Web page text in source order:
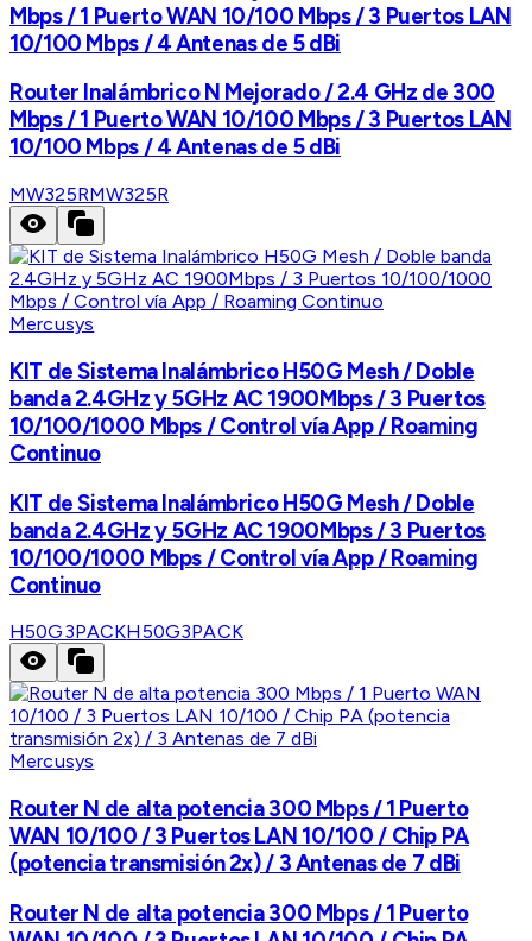
Mbps / 1 Puerto WAN 10/100 Mbps / 3 Puertos LAN
10/100 Mbps / 4 Antenas de 5 dBi
Router Inalámbrico N Mejorado / 2.4 GHz de 300
Mbps / 1 Puerto WAN 10/100 Mbps / 3 Puertos LAN
10/100 Mbps / 4 Antenas de 5 dBi
MW325RMW325R
Mercusys
KIT de Sistema Inalámbrico H50G Mesh / Doble
banda 2.4GHz y 5GHz AC 1900Mbps / 3 Puertos
10/100/1000 Mbps / Control vía App / Roaming
Continuo
KIT de Sistema Inalámbrico H50G Mesh / Doble
banda 2.4GHz y 5GHz AC 1900Mbps / 3 Puertos
10/100/1000 Mbps / Control vía App / Roaming
Continuo
H50G3PACKH50G3PACK
Mercusys
Router N de alta potencia 300 Mbps / 1 Puerto
WAN 10/100 / 3 Puertos LAN 10/100 / Chip PA
(potencia transmisión 2x) / 3 Antenas de 7 dBi
Router N de alta potencia 300 Mbps / 1 Puerto